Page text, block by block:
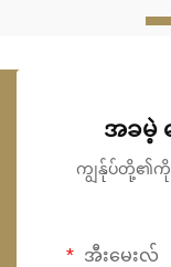
အခမဲ့
ကျွန်ုပ်တို့၏ကို
အီးမေးလ်